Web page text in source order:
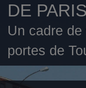
DE PARIS
Un cadre
portes de